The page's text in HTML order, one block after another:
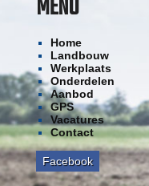
MENU
Home
Landbouw
Werkplaats
Onderdelen
Aanbod
GPS
Vacatures
Contact
Facebook